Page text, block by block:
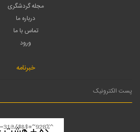
مجله گردشگری
درباره ما
تماس با ما
ورود
خبرنامه